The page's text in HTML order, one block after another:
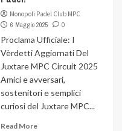
Monopoli Padel Club MPC
6 Maggio 2025
0
Proclama Ufficiale: I
Vèrdetti Aggiornati Del
Juxtare MPC Circuit 2025
Amici e avversari,
sostenitori e semplici
curiosi del Juxtare MPC...
Read More